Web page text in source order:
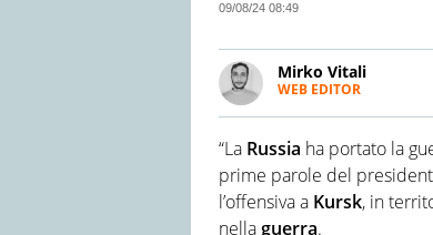
09/08/24 08:49
Mirko Vitali
WEB EDITOR
giornalistica, lavora
“La Russia ha portato la
prime parole del
l’offensiva a Kursk, in
nellaguerra.